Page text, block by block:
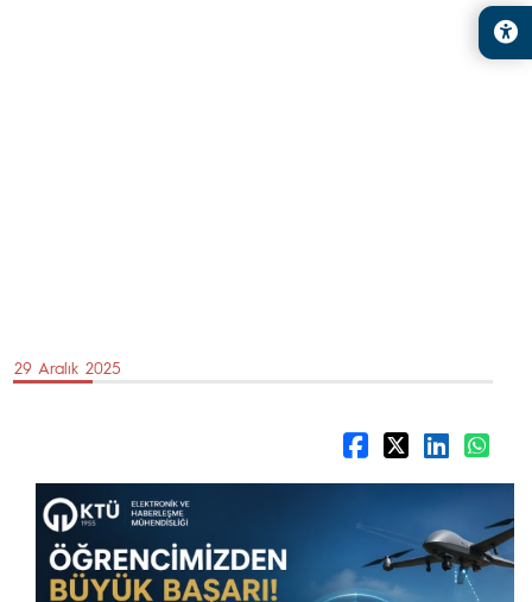
29 Aralık 2025